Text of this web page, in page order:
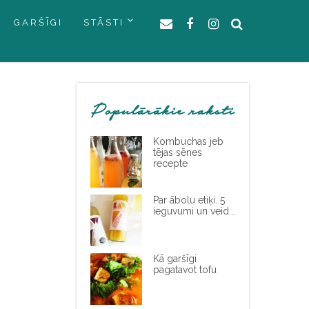
GARŠĪGI STĀSTI
Populārākie raksti
Kombuchas jeb
tējas sēnes
recepte
Par ābolu etiķi. 5
ieguvumi un veid...
Kā garšīgi
pagatavot tofu